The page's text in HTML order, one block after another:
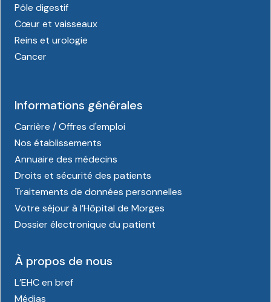
Pôle digestif
Cœur et vaisseaux
Reins et urologie
Cancer
Informations générales
Carrière / Offres d'emploi
Nos établissements
Annuaire des médecins
Droits et sécurité des patients
Traitements de données personnelles
Votre séjour à l’Hôpital de Morges
Dossier électronique du patient
À propos de nous
L’EHC en bref
Médias